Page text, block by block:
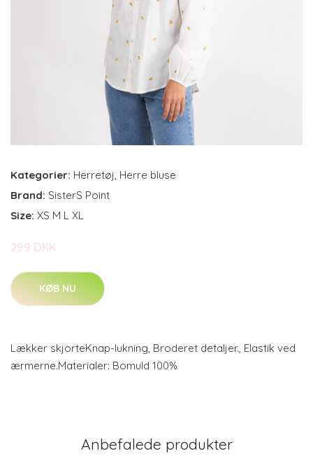
Kategorier: Herretøj, Herre bluse
Brand: SisterS Point
Size: XS M L XL
299 DKK
KØB NU
Lækker skjorteKnap-lukning, Broderet detaljer., Elastik ved
ærmerne.Materialer: Bomuld 100%
Anbefalede produkter